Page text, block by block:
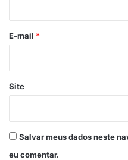
*
E-mail *
Site
Salvar meus dados neste
eu comentar.